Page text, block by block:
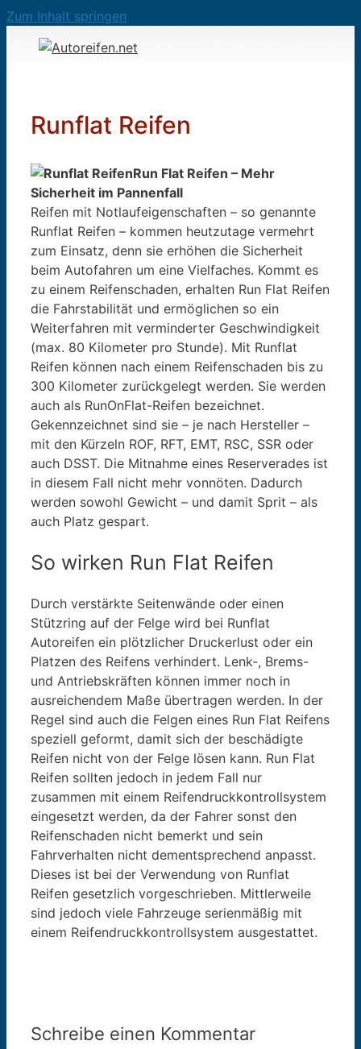
Zum Inhalt springen
Runflat Reifen
Run Flat Reifen – Mehr
Sicherheit im Pannenfall
Reifen mit Notlaufeigenschaften – so genannte
Runflat Reifen – kommen heutzutage vermehrt
zum Einsatz, denn sie erhöhen die Sicherheit
beim Autofahren um eine Vielfaches. Kommt es
zu einem Reifenschaden, erhalten Run Flat Reifen
die Fahrstabilität und ermöglichen so ein
Weiterfahren mit verminderter Geschwindigkeit
(max. 80 Kilometer pro Stunde). Mit Runflat
Reifen können nach einem Reifenschaden bis zu
300 Kilometer zurückgelegt werden. Sie werden
auch als RunOnFlat-Reifen bezeichnet.
Gekennzeichnet sind sie – je nach Hersteller –
mit den Kürzeln ROF, RFT, EMT, RSC, SSR oder
auch DSST. Die Mitnahme eines Reserverades ist
in diesem Fall nicht mehr vonnöten. Dadurch
werden sowohl Gewicht – und damit Sprit – als
auch Platz gespart.
So wirken Run Flat Reifen
Durch verstärkte Seitenwände oder einen
Stützring auf der Felge wird bei Runflat
Autoreifen ein plötzlicher Druckerlust oder ein
Platzen des Reifens verhindert. Lenk-, Brems-
und Antriebskräften können immer noch in
ausreichendem Maße übertragen werden. In der
Regel sind auch die Felgen eines Run Flat Reifens
speziell geformt, damit sich der beschädigte
Reifen nicht von der Felge lösen kann. Run Flat
Reifen sollten jedoch in jedem Fall nur
zusammen mit einem Reifendruckkontrollsystem
eingesetzt werden, da der Fahrer sonst den
Reifenschaden nicht bemerkt und sein
Fahrverhalten nicht dementsprechend anpasst.
Dieses ist bei der Verwendung von Runflat
Reifen gesetzlich vorgeschrieben. Mittlerweile
sind jedoch viele Fahrzeuge serienmäßig mit
einem Reifendruckkontrollsystem ausgestattet.
Schreibe einen Kommentar